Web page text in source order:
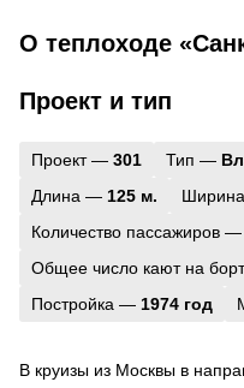
О теплоходе
Проект и тип
Проект — 301 Тип —
Длина — 125 м.
Количество пассажиров —
Общее число кают на
Постройка — 1974 год
В круизы из Москвы в